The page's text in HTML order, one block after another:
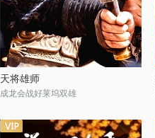
天将雄师
成龙会战好莱坞双雄